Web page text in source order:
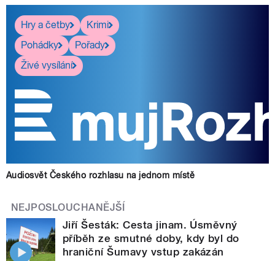
Hry a četby
Krimi
Pohádky
Pořady
Živé vysílání
Audiosvět Českého rozhlasu na jednom místě
NEJPOSLOUCHANĚJŠÍ
Jiří Šesták: Cesta jinam. Úsměvný
příběh ze smutné doby, kdy byl do
hraniční Šumavy vstup zakázán